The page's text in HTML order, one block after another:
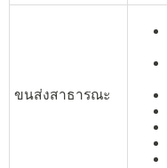
ขนส่งสาธารณะ